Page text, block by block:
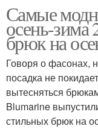
Самые
осень-
брюк на
Говоря о фасонах,
посадка не
вытесняться
Blumarine
стильных брюк на